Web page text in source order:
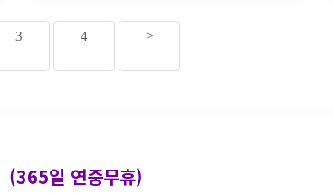
3 4 >
(365일 연중무휴)